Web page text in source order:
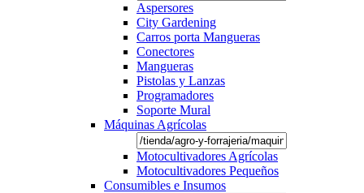
Aspersores
City Gardening
Carros porta Mangueras
Conectores
Mangueras
Pistolas y Lanzas
Programadores
Soporte Mural
Máquinas Agrícolas
Motocultivadores Agrícolas
Motocultivadores Pequeños
Consumibles e Insumos